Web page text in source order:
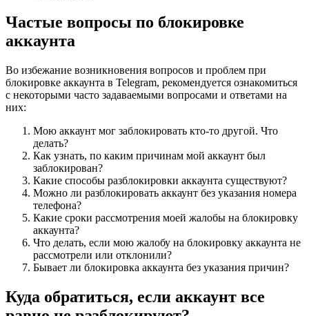
Частые вопросы по блокировке
аккаунта
Во избежание возникновения вопросов и проблем при
блокировке аккаунта в Telegram, рекомендуется ознакомиться
с некоторыми часто задаваемыми вопросами и ответами на
них:
Мою аккаунт мог заблокировать кто-то другой. Что
делать?
Как узнать, по каким причинам мой аккаунт был
заблокирован?
Какие способы разблокировки аккаунта существуют?
Можно ли разблокировать аккаунт без указания номера
телефона?
Какие сроки рассмотрения моей жалобы на блокировку
аккаунта?
Что делать, если мою жалобу на блокировку аккаунта не
рассмотрели или отклонили?
Бывает ли блокировка аккаунта без указания причин?
Куда обратиться, если аккаунт все